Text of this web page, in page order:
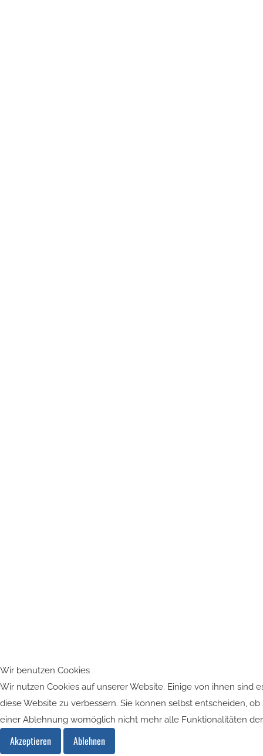
Wir benutzen Cookies
Wir nutzen Cookies auf unserer Website. Einige von ihnen sind
diese Website zu verbessern. Sie können selbst entscheiden,
einer Ablehnung womöglich nicht mehr alle Funktionalitäten
Akzeptieren Ablehnen